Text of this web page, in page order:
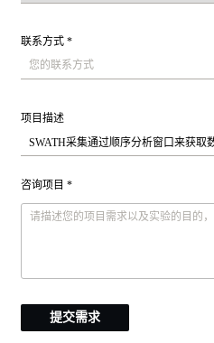
联系方式 *
项目描述
咨询项目 *
提交需求